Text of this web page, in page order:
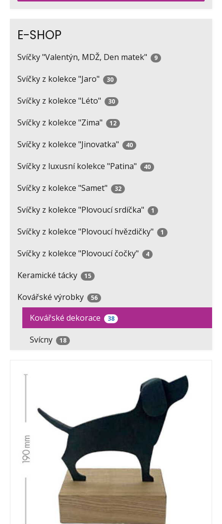
E-SHOP
Svíčky "Valentýn, MDŽ, Den matek" 9
Svíčky z kolekce "Jaro" 30
Svíčky z kolekce "Léto" 30
Svíčky z kolekce "Zima" 12
Svíčky z kolekce "Jinovatka" 40
Svíčky z luxusní kolekce "Patina" 40
Svíčky z kolekce "Samet" 32
Svíčky z kolekce "Plovoucí srdíčka" 1
Svíčky z kolekce "Plovoucí hvězdičky" 1
Svíčky z kolekce "Plovoucí čočky" 4
Keramické tácky 15
Kovářské výrobky 56
Kovářské dekorace 38
Svícny 18